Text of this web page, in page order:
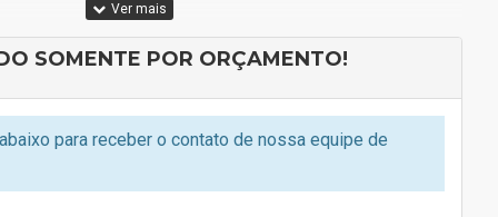
1600 / 2000 / 2400 dpi
SOMENTE POR ORÇAMENTO!
para receber o contato de nossa equipe de